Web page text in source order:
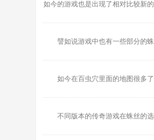
如今的游戏也是出现了相对比较新
譬如说游戏中也有一些部分的
如今在百虫穴里面的地图很多
不同版本的传奇游戏在蛛丝的